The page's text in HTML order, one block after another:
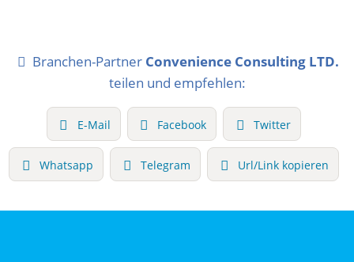
Branchen-Partner Convenience Consulting LTD.
teilen und empfehlen:
E-Mail Facebook Twitter
Whatsapp Telegram Url/Link kopieren